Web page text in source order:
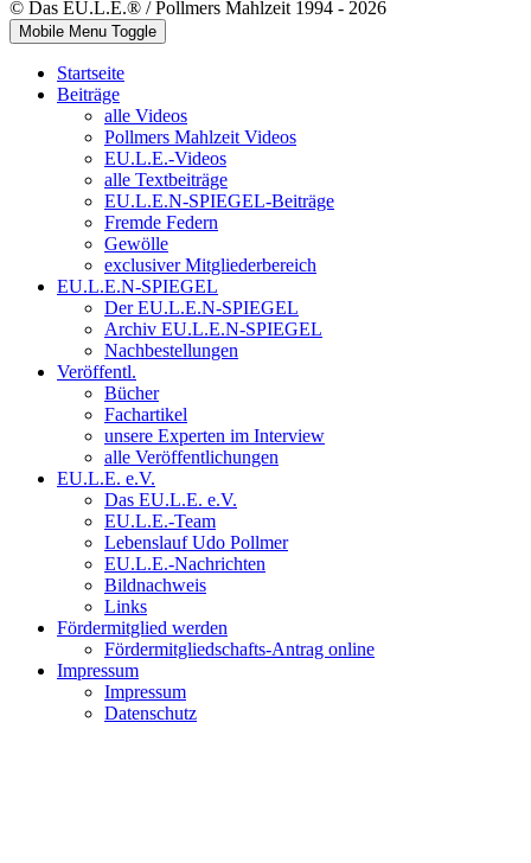
© Das EU.L.E.® / Pollmers Mahlzeit 1994 - 2026
Mobile Menu Toggle
Startseite
Beiträge
alle Videos
Pollmers Mahlzeit Videos
EU.L.E.-Videos
alle Textbeiträge
EU.L.E.N-SPIEGEL-Beiträge
Fremde Federn
Gewölle
exclusiver Mitgliederbereich
EU.L.E.N-SPIEGEL
Der EU.L.E.N-SPIEGEL
Archiv EU.L.E.N-SPIEGEL
Nachbestellungen
Veröffentl.
Bücher
Fachartikel
unsere Experten im Interview
alle Veröffentlichungen
EU.L.E. e.V.
Das EU.L.E. e.V.
EU.L.E.-Team
Lebenslauf Udo Pollmer
EU.L.E.-Nachrichten
Bildnachweis
Links
Fördermitglied werden
Fördermitgliedschafts-Antrag online
Impressum
Impressum
Datenschutz